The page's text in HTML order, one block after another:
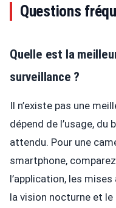
Questions
Quelle est la
surveillance ?
Il n’existe pas une
dépend de l’usage,
attendu. Pour une
smartphone,
l’application, les
la vision nocturne et le